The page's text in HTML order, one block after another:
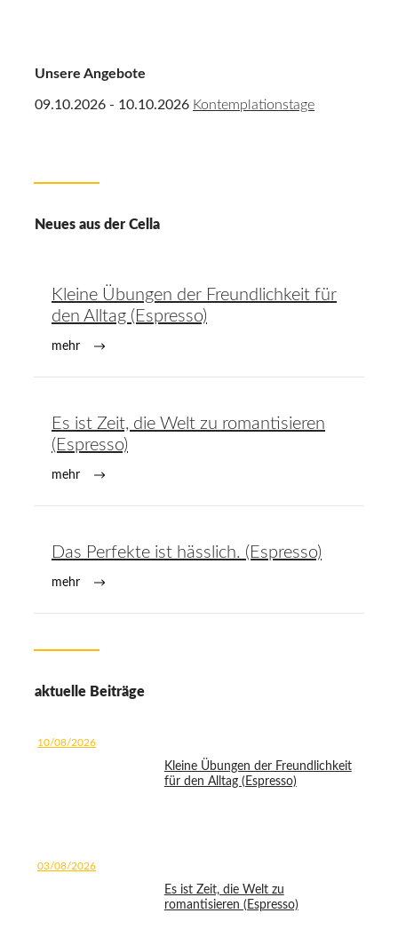
Unsere Angebote
09.10.2026 - 10.10.2026 Kontemplationstage
Neues aus der Cella
Kleine Übungen der Freundlichkeit für
den Alltag (Espresso)
mehr
Es ist Zeit, die Welt zu romantisieren
(Espresso)
mehr
Das Perfekte ist hässlich. (Espresso)
mehr
aktuelle Beiträge
10/08/2026
Kleine Übungen der Freundlichkeit
für den Alltag (Espresso)
03/08/2026
Es ist Zeit, die Welt zu
romantisieren (Espresso)